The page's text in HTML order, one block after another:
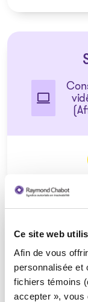
Ce site web
Afin de vous
personnalisée et
fichiers témoins
accepter », vous